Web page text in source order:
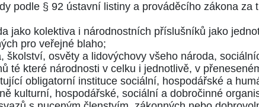
podle § 92 ústavní listiny a prováděcího zákona za
jako kolektiva i národnostních příslušníků jako
pro veřejné blaho;
školství, osvěty a lidovýchovy všeho národa,
té které národnosti v celku i jednotlivě, v
obligatorní instituce sociální, hospodářské a
kulturní, hospodářské, sociální a dobročinné